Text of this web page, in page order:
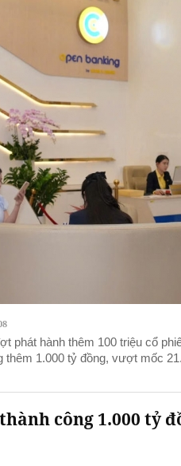
phát hành thêm 100 triệu cổ
thêm 1.000 tỷ đồng, vượt mốc
công 1.000 tỷ